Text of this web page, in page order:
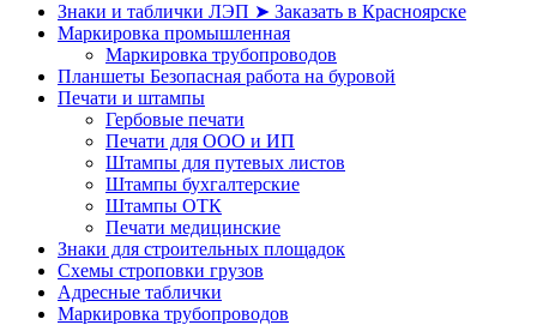
Знаки и таблички ЛЭП ➤ Заказать в Красноярске
Маркировка промышленная
Маркировка трубопроводов
Планшеты Безопасная работа на буровой
Печати и штампы
Гербовые печати
Печати для ООО и ИП
Штампы для путевых листов
Штампы бухгалтерские
Штампы ОТК
Печати медицинские
Знаки для строительных площадок
Схемы строповки грузов
Адресные таблички
Маркировка трубопроводов